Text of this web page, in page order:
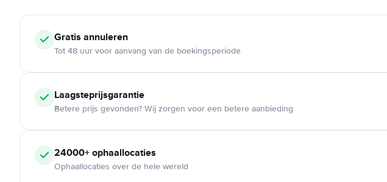
Gratis annuleren
Tot 48 uur voor aanvang van de boekingsperiode
Laagsteprijsgarantie
Betere prijs gevonden? Wij zorgen voor een betere aanbieding
24000+ ophaallocaties
Ophaallocaties over de hele wereld